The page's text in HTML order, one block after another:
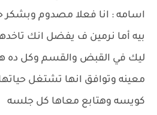
اسامه : انا فعلا مصدوم
بيه أما نرمين ف يفضل انك
ليك في القبض والقسم وكل ده
معينه وتوافق انها تشتغل
كويسه وهتابع معاها كل جلسه